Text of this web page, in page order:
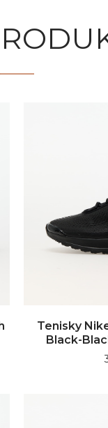
Tenisky
Black-